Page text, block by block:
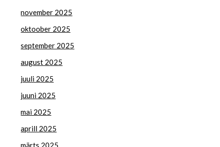
november 2025
oktoober 2025
september 2025
august 2025
juuli 2025
juuni 2025
mai 2025
aprill 2025
märts 2025